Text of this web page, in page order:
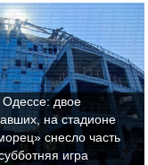
двое
на стадионе
снесло часть
игра